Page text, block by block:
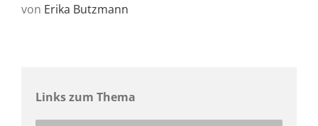
von Erika Butzmann
Links zum Thema